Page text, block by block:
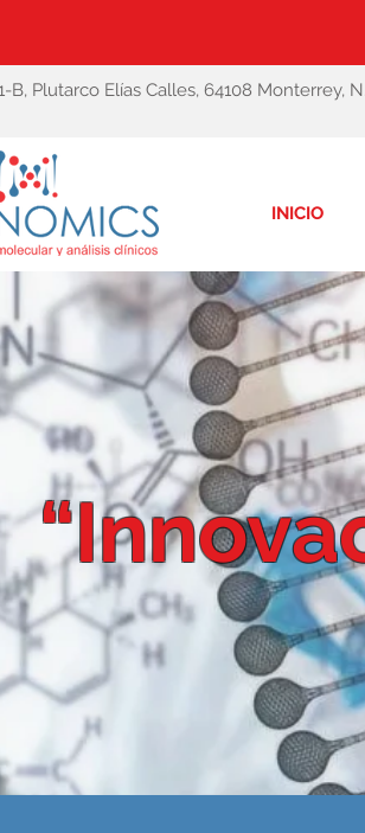
B, Plutarco Elías Calles, 64108 Monterrey,
INICIO